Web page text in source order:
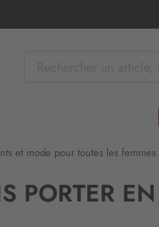
et mode pour toutes les femmes
PORTER